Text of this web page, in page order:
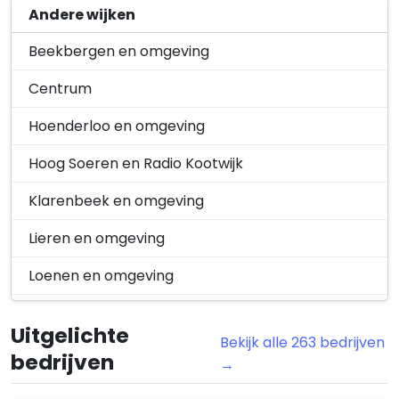
Ugchelseweg 23, 7335JP Apeldoorn
6 maart 2026
Veldekster 10, 7339 EH Ugchelen, het
Verleende omgevingsvergunning
Veldekster 10, 7339EH Ugchelen
6 maart 2026
Verleende omgevingsvergunning
Schoolbeek 23, 7339 DA Ugchelen, het
vergroten va…
Verleende omgevingsvergunning
Aanvraag Omgevingsvergunning
Hoenderloseweg 79, 7339 GB
Aangevraagd
Westenenk
Winkewijert
Andere wijken
Beekbergen en omgeving
Centrum
Hoenderloo en omgeving
Hoog Soeren en Radio Kootwijk
Klarenbeek en omgeving
Lieren en omgeving
Loenen en omgeving
Noordoost
Oost
Uitgelichte
bedrijven
Bekijk alle 263 bedrijven
→